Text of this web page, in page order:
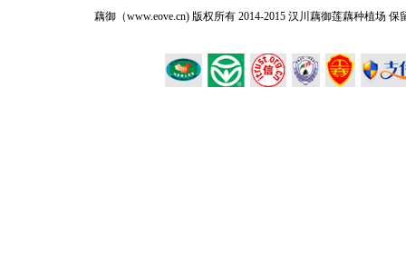
藕御（www.eove.cn) 版权所有2014-2015 汉川藕御莲藕种植场 保